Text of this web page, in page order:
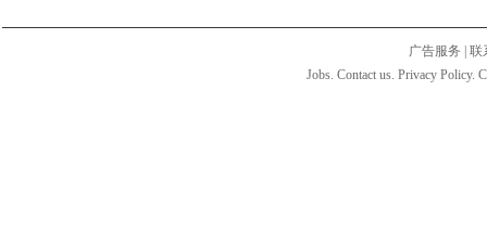
广告服务
联
Jobs. Contact us. Privacy Policy.